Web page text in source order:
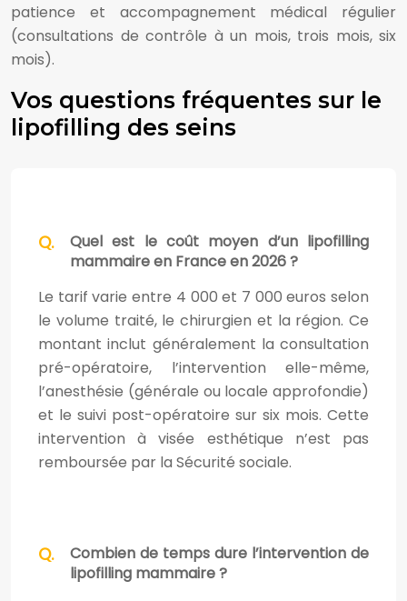
patience et accompagnement médical régulier
(consultations de contrôle à un mois, trois mois, six
mois).
Vos questions fréquentes sur le
lipofilling des seins
Quel est le coût moyen d’un lipofilling
mammaire en France en 2026 ?
Le tarif varie entre 4 000 et 7 000 euros selon
le volume traité, le chirurgien et la région. Ce
montant inclut généralement la consultation
pré-opératoire, l’intervention elle-même,
l’anesthésie (générale ou locale approfondie)
et le suivi post-opératoire sur six mois. Cette
intervention à visée esthétique n’est pas
remboursée par la Sécurité sociale.
Combien de temps dure l’intervention de
lipofilling mammaire ?